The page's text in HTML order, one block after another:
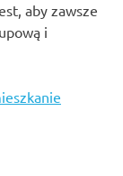
aby zawsze
i